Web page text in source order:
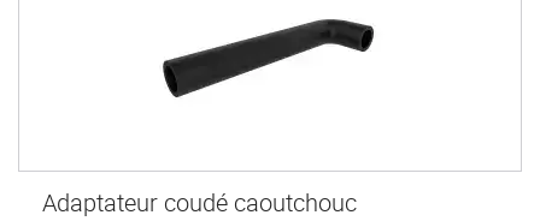
Adaptateur coudé caoutchouc